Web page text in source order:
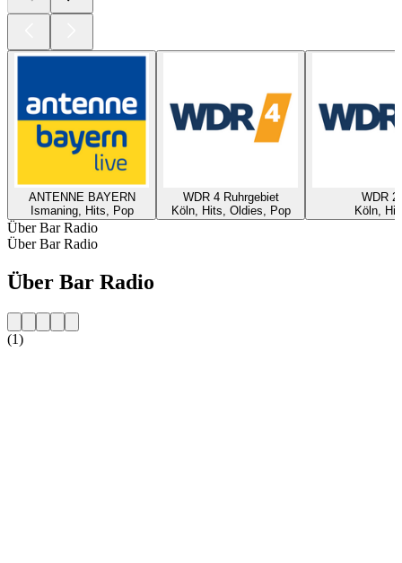
ANTENNE BAYERN
Ismaning, Hits, Pop
WDR 4 Ruhrgebiet
Köln, Hits, Oldies, Pop
WDR 2
Köln,
Über Bar Radio
Über Bar Radio
Über Bar Radio
(1)